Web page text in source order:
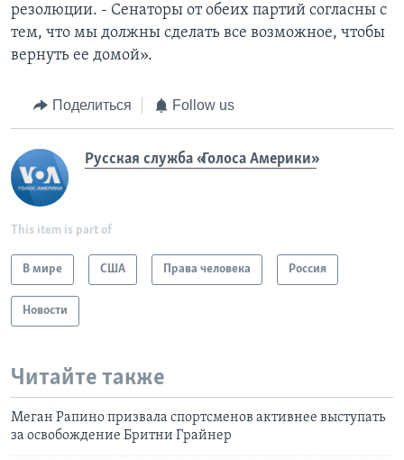
резолюции. - Сенаторы от обеих партий согласны с
тем, что мы должны сделать все возможное, чтобы
вернуть ее домой».
Поделиться Follow us
Русская служба «Голоса Америки»
This item is part of
В мире США Права человека Россия
Новости
Читайте также
Меган Рапино призвала спортсменов активнее выступать
за освобождение Бритни Грайнер